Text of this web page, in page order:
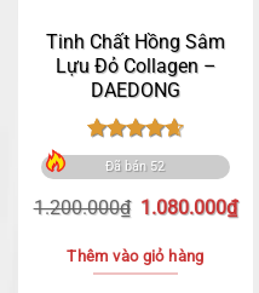
thể.
Các
tùy
chọn
có
thể
chọn
Tinh Chất Hồng Sâm
Lựu Đỏ Collagen –
DAEDONG
Được xếp
hạng4.68
Đã bán 52
1.200.000₫ Giá
là:
1.200.000₫.
1.080.000₫Giá
Thêm vào giỏ hàng